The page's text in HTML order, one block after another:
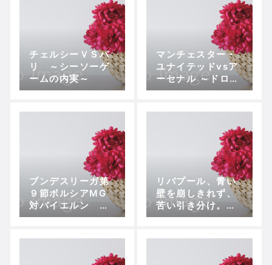
チェルシーＶＳパ
リ ～シーソーゲ
ームの内実～
マンチェスター・
ユナイテッドvsア
ーセナル ～ドロー
でも3位争いに勝
ブンデスリーガ第
９節ボルシアMG
対バイエルン 〜
教科書のようなボ
リバプール、青い
壁を崩しきれず、
苦い引き分け。
キャピタル・ワ
勝 リバプール